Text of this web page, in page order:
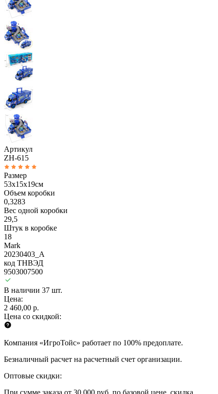
Артикул
ZH-615
Размер
53х15х19см
Объем коробки
0,3283
Вес одной коробки
29,5
Штук в коробке
18
Mark
20230403_A
код ТНВЭД
9503007500
В наличии 37 шт.
Цена:
2 460,00 р.
Цена со скидкой:
Компания «ИгроТойс» работает по 100% предоплате.
Безналичный расчет на расчетный счет организации.
Оптовые скидки:
При сумме заказа от 30 000 руб. по базовой цене, скидка